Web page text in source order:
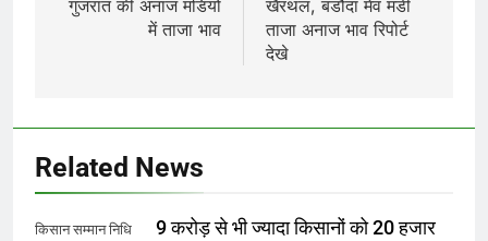
गुजरात की अनाज मंडियो
में ताजा भाव
खैरथल, बडौदा मेव मंडी
ताजा अनाज भाव रिपोर्ट
देखे
Related News
किसान सम्मान निधि
9 करोड़ से भी ज्यादा किसानों को 20 हजार